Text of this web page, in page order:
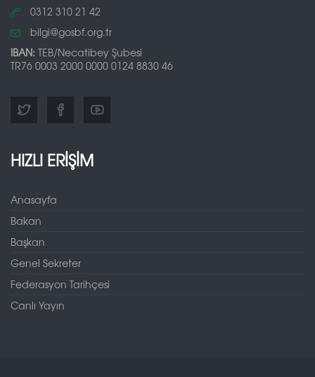
0312 310 21 42
bilgi@gosbf.org.tr
IBAN: TEB/Necatibey Şubesi
TR76 0003 2000 0000 0124 8830 46
HIZLI ERİŞİM
Anasayfa
Bakan
Başkan
Genel Sekreter
Federasyon Tarihçesi
Canlı Yayın